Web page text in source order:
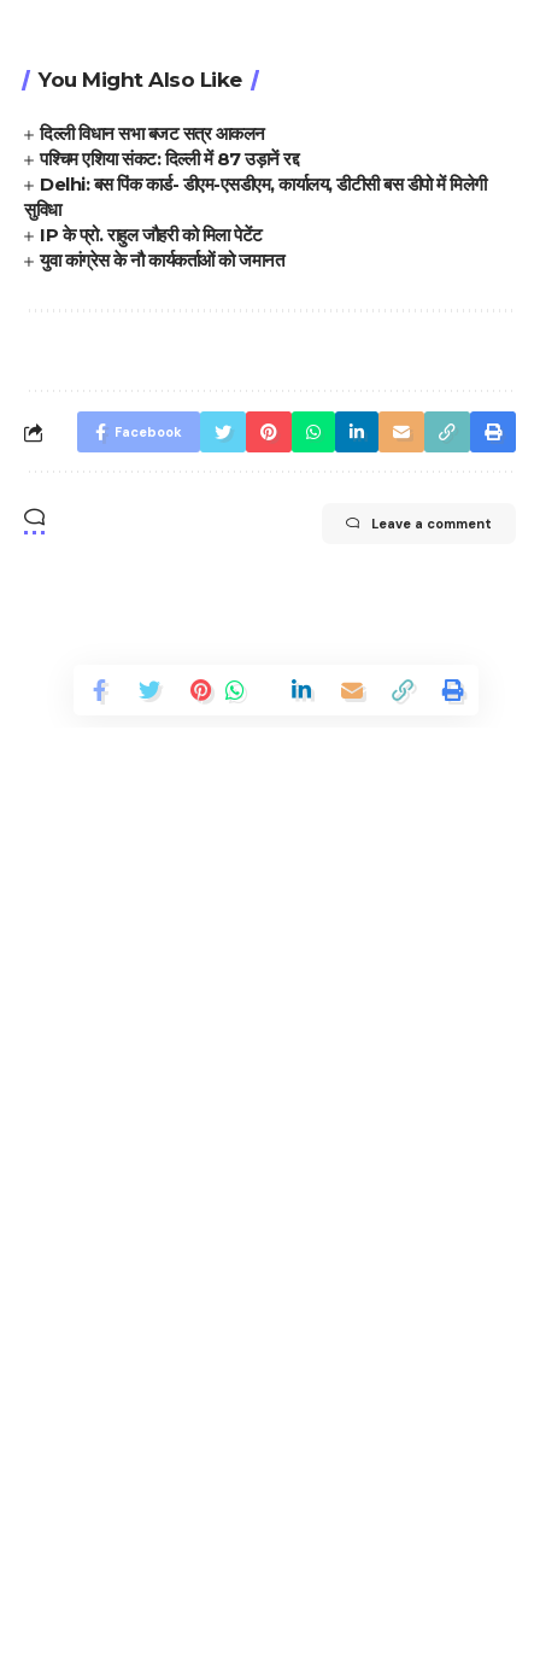
You Might Also Like
दिल्ली विधान सभा बजट सत्र आकलन
पश्चिम एशिया संकट: दिल्ली में 87 उड़ानें रद्द
Delhi: बस पिंक कार्ड- डीएम-एसडीएम, कार्यालय, डीटीसी बस डीपो में मिलेगी
सुविधा
IP के प्रो. राहुल जौहरी को मिला पेटेंट
युवा कांग्रेस के नौ कार्यकर्ताओं को जमानत
Facebook
Leave a comment